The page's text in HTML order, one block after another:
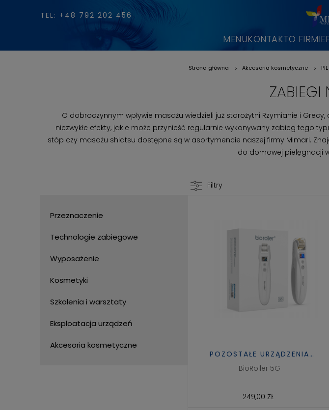
TEL: +48 792 202 456
MENUKONTAKTO FIRMIE
Strona główna Akcesoria kosmetyczne
ZABIEGI
O dobroczynnym wpływie masażu wiedzieli już starożytni Rzymianie i
niezwykłe efekty, jakie może przynieść regularnie wykonywany zabieg tego
stóp czy masażu shiatsu dostępne są w asortymencie naszej firmy Mimari.
do domowej pielęgnacji
Przeznaczenie
Technologie zabiegowe
Wyposażenie
Kosmetyki
Szkolenia i warsztaty
Eksploatacja urządzeń
Akcesoria kosmetyczne
Filtry
POZOSTAŁE URZĄDZENIA
KOSMETYCZNE
BioRoller 5G
249,00 ZŁ